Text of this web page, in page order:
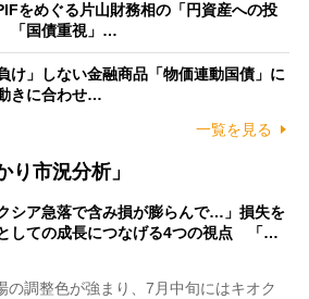
をめぐる片山財務相の「円資産への投
「国債重視」…
け」しない金融商品「物価連動国債」に
きに合わせ…
一覧を見る
り市況分析」
クシア急落で含み損が膨らんで…」損失を
しての成長につなげる4つの視点 「…
調整色が強まり、7月中旬にはキオク